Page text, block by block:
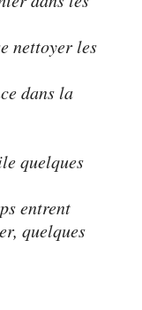
nettoyer les
dans la
quelques
entrent
quelques